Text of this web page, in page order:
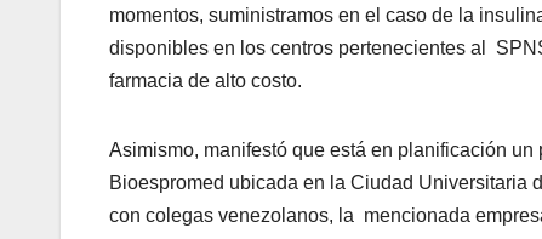
momentos, suministramos en el caso de la
disponibles en los centros pertenecientes al
farmacia de alto costo.
Asimismo, manifestó que está en planificación
Bioespromed ubicada en la Ciudad Universitaria
con colegas venezolanos, la mencionada